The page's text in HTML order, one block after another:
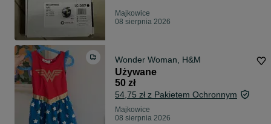
Majkowice
08 sierpnia 2026
Wonder Woman, H&M
Używane
50 zł
54,75 zł z Pakietem Ochronnym
Majkowice
08 sierpnia 2026